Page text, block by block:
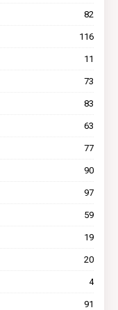
82
116
11
73
83
63
77
90
97
59
19
20
4
91